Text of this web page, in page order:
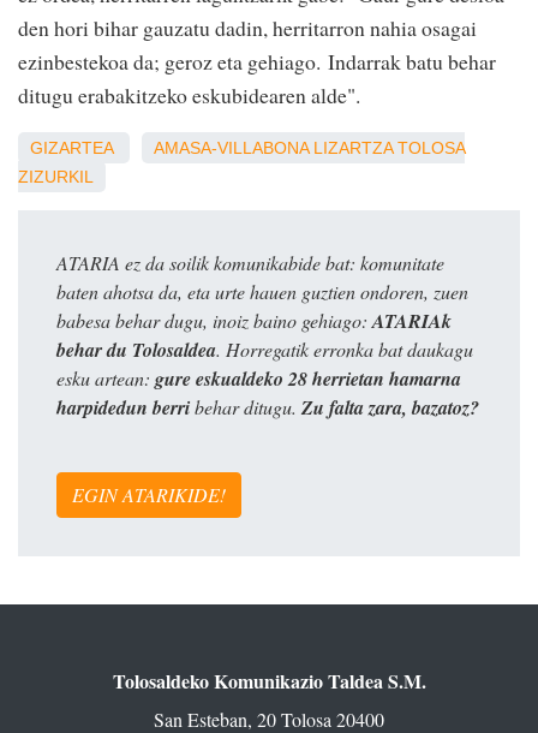
den hori bihar gauzatu dadin, herritarron nahia osagai
ezinbestekoa da; geroz eta gehiago. Indarrak batu behar
ditugu erabakitzeko eskubidearen alde".
GIZARTEA AMASA-VILLABONA LIZARTZA TOLOSA
ZIZURKIL
ATARIA ez da soilik komunikabide bat: komunitate
baten ahotsa da, eta urte hauen guztien ondoren, zuen
babesa behar dugu, inoiz baino gehiago: ATARIAk
behar du Tolosaldea. Horregatik erronka bat daukagu
esku artean: gure eskualdeko 28 herrietan hamarna
harpidedun berribehar ditugu. Zu falta zara, bazatoz?
EGIN ATARIKIDE!
Tolosaldeko Komunikazio Taldea S.M.
San Esteban, 20 Tolosa 20400